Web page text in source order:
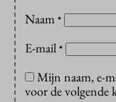
Naam *
E-mail *
Mijn naam, e-
voor de volgende